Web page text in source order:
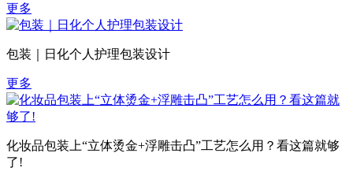
更多
包装｜日化个人护理包装设计
更多
化妆品包装上“立体烫金+浮雕击凸”工艺怎么用？看这篇就够
了!